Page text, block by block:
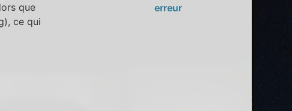
que
ce qui
erreur